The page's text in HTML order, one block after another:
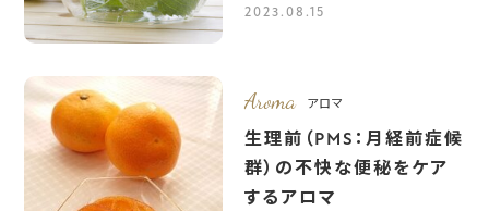
2023.08.15
Aroma アロマ
生理前（PMS：月経前症候
群）の不快な便秘をケア
するアロマ